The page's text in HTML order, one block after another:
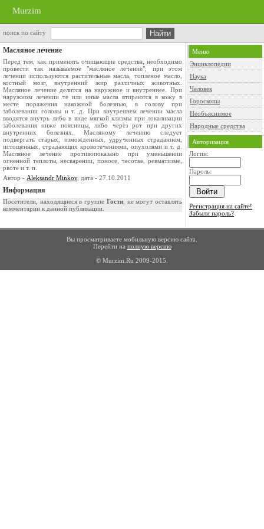
Murzim
поиск по сайту
Масляное лечение
Перед тем, как применять очищающие средства, необходимо
провести так называемое "масляное лечение"; при этом
лечении используются растительные масла, топленое масло,
костный мозг, внутренний жир различных животных.
Масляное лечение делится на наружное и внутреннее. При
наружном лечении те или иные масла втираются в кожу в
месте поражения накожной болезнью, в голову при
заболевании головы и т. д. При внутреннем лечении масла
вводятся внутрь либо в виде мягкой клизмы при локализации
заболевания ниже поясницы, либо через рот при других
внутренних болезнях. Масляному лечению следует
подвергать старых, изможденных, удрученных страданием,
истощенных, страдающих кровотечениями, опухолями и т. д.
Масляное лечение противопоказано при уменьшении
огненной теплоты, несварении, поносе, чесотке, ревматизме,
рвоте и т. п.
Автор - Aleksandr Minkov, дата - 27.10.2011
Информация
Посетители, находящиеся в группе Гости, не могут оставлять
комментарии к данной публикации.
Меню
Энциклопедии
Наука
Человек
Гороскопы
Необъяснимое
Народные средства
Авторизация
Логин:
Пароль:
Регистрация на сайте!
Забыли пароль?
Вы просматриваете мобильную версию сайта.
Перейти на полную версию
© Murzim.Ru 2009-2015.